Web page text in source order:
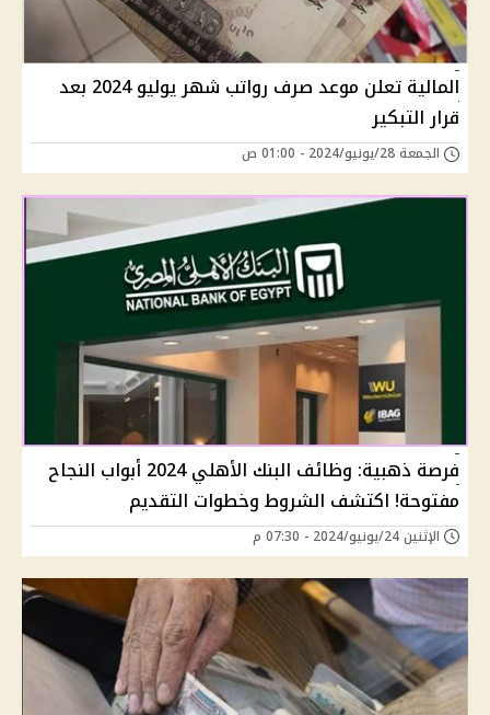
المالية تعلن موعد صرف رواتب شهر يوليو 2024 بعد
قرار التبكير
الجمعة 28/يونيو/2024 - 01:00 ص
فرصة ذهبية: وظائف البنك الأهلي 2024 أبواب النجاح
مفتوحة! اكتشف الشروط وخطوات التقديم
الإثنين 24/يونيو/2024 - 07:30 م